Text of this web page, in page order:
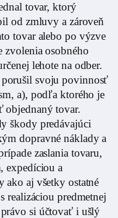
tovar, ktorý
od zmluvy a zároveň
tovar alebo po výzve
zvolenia osobného
lehote na odber.
svoju povinnosť
a), podľa ktorého je
tovar.
škody predávajúci
dopravné náklady a
zaslania tovaru,
expedíciou a
ako aj všetky ostatné
realizáciou predmetnej
si účtovať i ušlý